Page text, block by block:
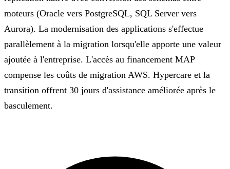
moteurs (Oracle vers PostgreSQL, SQL Server vers
Aurora). La modernisation des applications s'effectue
parallèlement à la migration lorsqu'elle apporte une valeur
ajoutée à l'entreprise. L'accès au financement MAP
compense les coûts de migration AWS. Hypercare et la
transition offrent 30 jours d'assistance améliorée après le
basculement.